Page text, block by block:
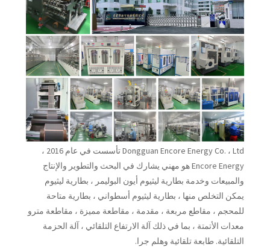
Dongguan Encore Energy Co. ، Ltd تأسست في عام 2016 ،
Encore Energy هو مهني يشارك في البحث والتطوير والإنتاج
والمبيعات وخدمة بطارية ليثيوم أيون البوليمر ، بطارية ليثيوم
يمكن التخلص منها ، بطارية ليثيوم أسطواني ، بطارية متاحة
للمحجم ، مقاطع مربعة ، مقدمة ، مقاطعة مميزة ، مقاطعة مترو
معدات الأتمتة ، بما في ذلك آلة الارتفاع التلقائي ، آلة الحزمة
التلقائية. طابعة تلقائية وهلم جرا.